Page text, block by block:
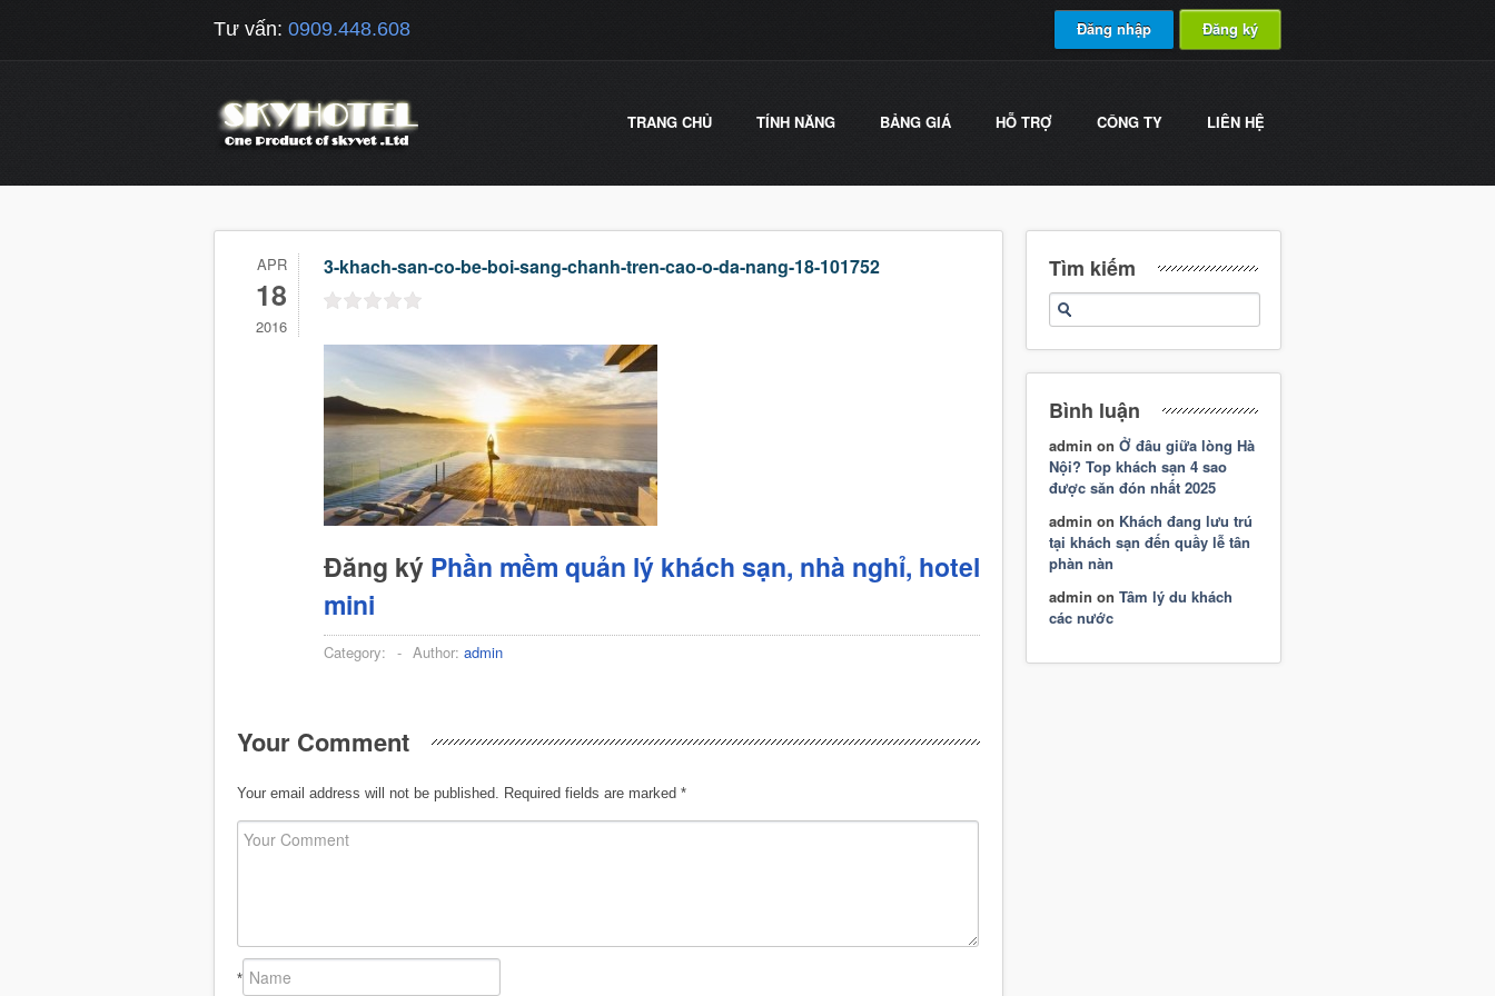
Tư vấn: 0909.448.608 Đăng nhập Đăng ký
TRANG CHỦ TÍNH NĂNG BẢNG GIÁ HỖ TRỢ CÔNG TY LIÊN HỆ
APR
18
2016
3-khach-san-co-be-boi-sang-chanh-tren-cao-o-da-nang-18-101752
Đăng ký Phần mềm quản lý khách sạn, nhà nghỉ, hotel
mini
Category: - Author: admin
Your Comment
Your email address will not be published. Required fields are marked *
*
Tìm kiếm
Bình luận
admin on Ở đâu giữa lòng Hà
Nội? Top khách sạn 4 sao
được săn đón nhất 2025
admin on Khách đang lưu trú
tại khách sạn đến quầy lễ tân
phàn nàn
admin on Tâm lý du khách
các nước